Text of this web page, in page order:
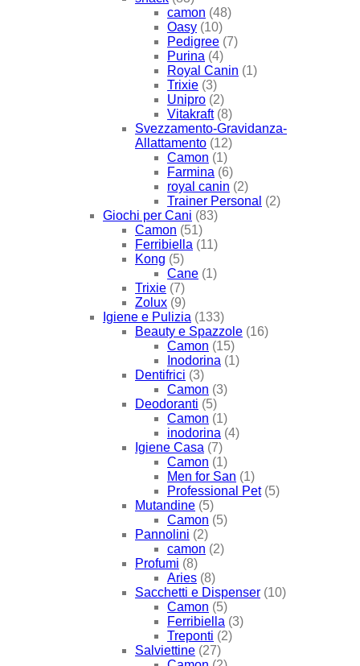
camon (48)
Oasy (10)
Pedigree (7)
Purina (4)
Royal Canin (1)
Trixie (3)
Unipro (2)
Vitakraft (8)
Svezzamento-Gravidanza-
Allattamento (12)
Camon (1)
Farmina (6)
royal canin (2)
Trainer Personal (2)
Giochi per Cani (83)
Camon (51)
Ferribiella (11)
Kong (5)
Cane (1)
Trixie (7)
Zolux (9)
Igiene e Pulizia (133)
Beauty e Spazzole (16)
Camon (15)
Inodorina (1)
Dentifrici (3)
Camon (3)
Deodoranti (5)
Camon (1)
inodorina (4)
Igiene Casa (7)
Camon (1)
Men for San (1)
Professional Pet (5)
Mutandine (5)
Camon (5)
Pannolini (2)
camon (2)
Profumi (8)
Aries (8)
Sacchetti e Dispenser (10)
Camon (5)
Ferribiella (3)
Treponti (2)
Salviettine (27)